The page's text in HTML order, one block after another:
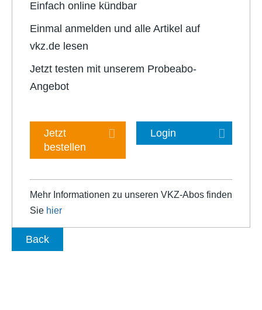
Einfach online kündbar
Einmal anmelden und alle Artikel auf
vkz.de lesen
Jetzt testen mit unserem Probeabo-
Angebot
Jetzt
bestellen
Login
Mehr Informationen zu unseren VKZ-Abos finden
Sie hier
Back